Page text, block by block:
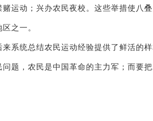
运动；兴办农民夜校。这些举措使八
之一。
统总结农民运动经验提供了鲜活的样
题，农民是中国革命的主力军；而要